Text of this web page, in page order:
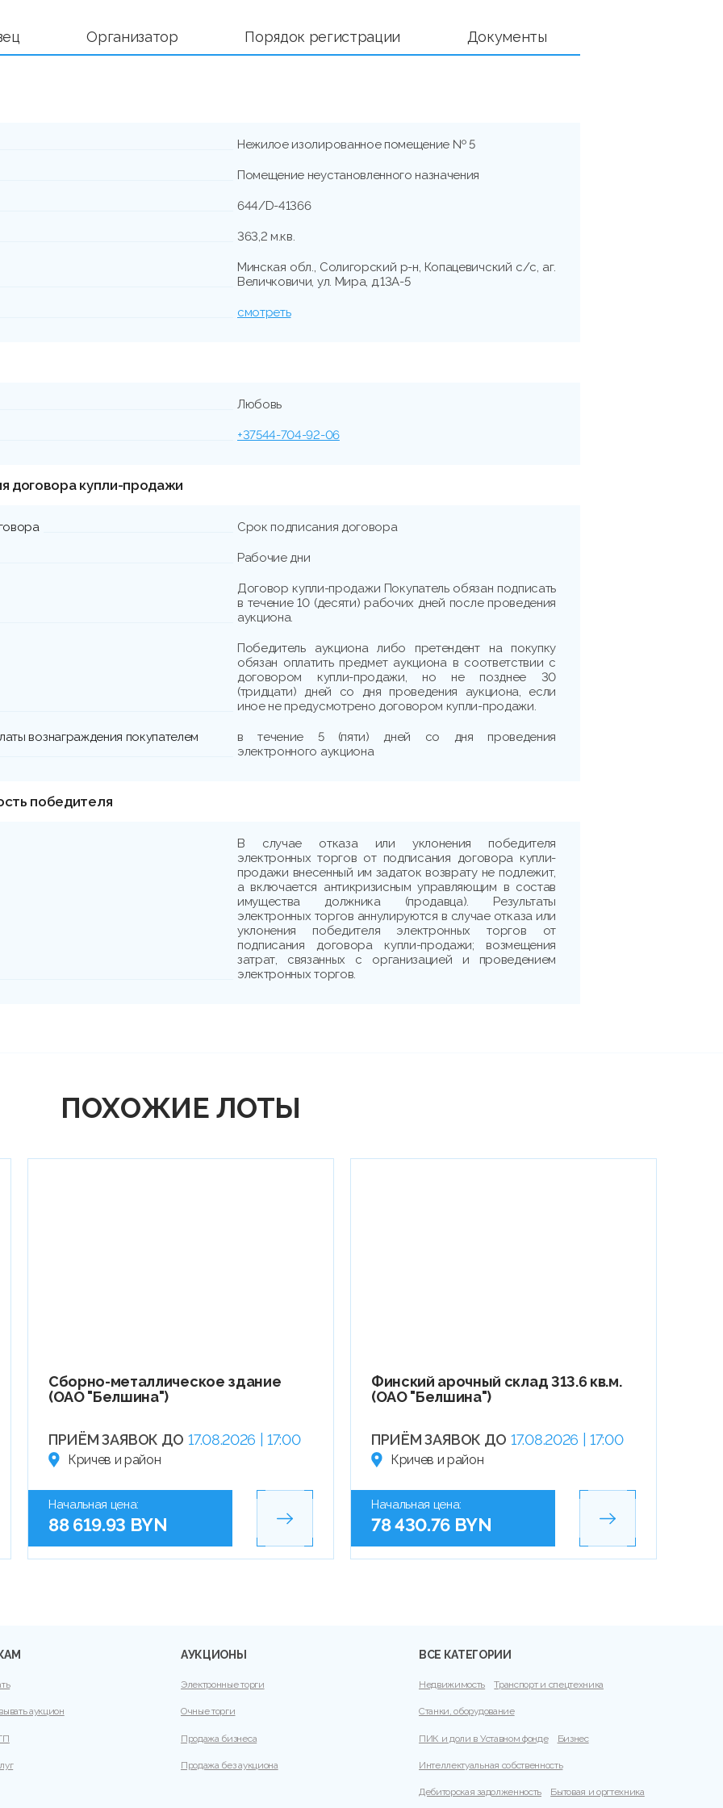
Организатор Порядок регистрации Документы
Нежилое изолированное помещение № 5
Помещение неустановленного назначения
644/D-41366
363,2 м.кв.
Минская обл., Солигорский р-н, Копацевичский с/с, аг.
Величковичи, ул. Мира, д.13А-5
смотреть
Любовь
+37544-704-92-06
договора купли-продажи
Срок подписания договора
Рабочие дни
Договор купли-продажи Покупатель обязан подписать
в течение 10 (десяти) рабочих дней после проведения
аукциона.
Победитель аукциона либо претендент на покупку
обязан оплатить предмет аукциона в соответствии с
договором купли-продажи, но не позднее 30
(тридцати) дней со дня проведения аукциона, если
иное не предусмотрено договором купли-продажи.
вознаграждения покупателем
в течение 5 (пяти) дней со дня проведения
электронного аукциона
победителя
В случае отказа или уклонения победителя
электронных торгов от подписания договора купли-
продажи внесенный им задаток возврату не подлежит,
а включается антикризисным управляющим в состав
имущества должника (продавца). Результаты
электронных торгов аннулируются в случае отказа или
уклонения победителя электронных торгов от
подписания договора купли-продажи; возмещения
затрат, связанных с организацией и проведением
электронных торгов.
ПОХОЖИЕ ЛОТЫ
Сборно-металлическое здание
(ОАО "Белшина")
ПРИЁМ ЗАЯВОК ДО 17.08.2026 | 17:00
Кричев и район
Начальная цена:
88 619.93 BYN
Финский арочный склад 313.6 кв.м.
(ОАО "Белшина")
ПРИЁМ ЗАЯВОК ДО 17.08.2026 | 17:00
Кричев и район
Начальная цена:
78 430.76 BYN
аукцион
АУКЦИОНЫ
Электронные торги
Очные торги
Продажа бизнеса
Продажа без аукциона
ВСЕ КАТЕГОРИИ
Недвижимость Транспорт и спецтехника
Станки, оборудование
ПИК и доли в Уставном фонде Бизнес
Интеллектуальная собственность
Дебиторская задолженность Бытовая и оргтехника